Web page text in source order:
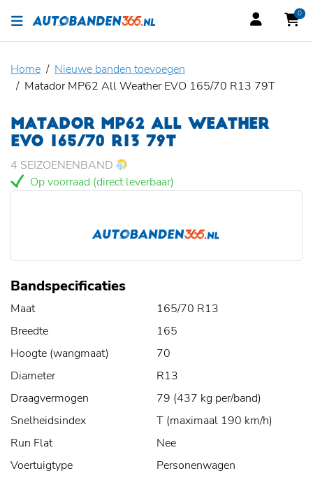
0
Home
Nieuwe banden toevoegen
Matador MP62 All Weather EVO 165/70 R13 79T
MATADOR MP62 ALL WEATHER
EVO 165/70 R13 79T
4 SEIZOENENBAND
Op voorraad (direct leverbaar)
Bandspecificaties
Maat
165/70 R13
Breedte
165
Hoogte (wangmaat)
70
Diameter
R13
Draagvermogen
79 (437 kg per/band)
Snelheidsindex
T (maximaal 190 km/h)
Run Flat
Nee
Voertuigtype
Personenwagen